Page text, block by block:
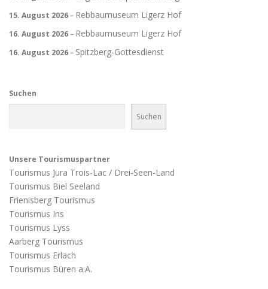
15. August 2026– Rebbaumuseum Ligerz Hof
16. August 2026– Rebbaumuseum Ligerz Hof
16. August 2026– Spitzberg-Gottesdienst
Suchen
Suchen
Unsere Tourismuspartner
Tourismus Jura Trois-Lac / Drei-Seen-Land
Tourismus Biel Seeland
Frienisberg Tourismus
Tourismus Ins
Tourismus Lyss
Aarberg Tourismus
Tourismus Erlach
Tourismus Büren a.A.